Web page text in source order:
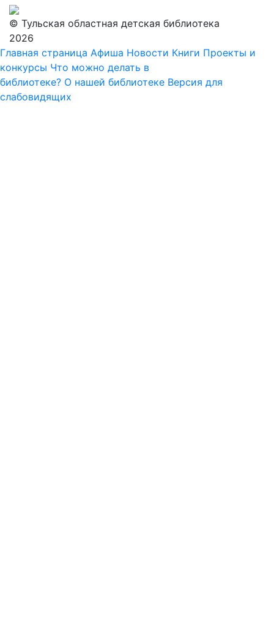
© Тульская областная детская библиотека
2026
Главная страница Афиша Новости Книги Проекты и
конкурсы Что можно делать в
библиотеке? О нашей библиотеке Версия для
слабовидящих